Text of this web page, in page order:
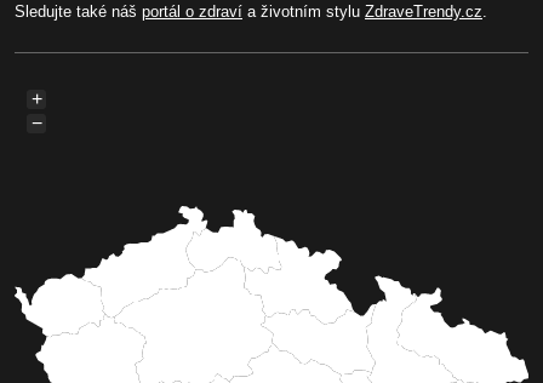
Sledujte také náš portál o zdraví a životním stylu ZdraveTrendy.cz
+
−